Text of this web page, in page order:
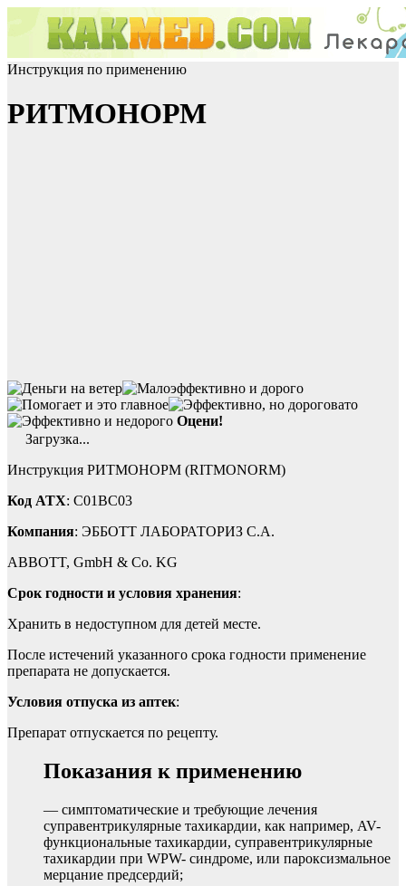
Инструкция по применению
РИТМОНОРМ
Оцени!
Загрузка...
Инструкция РИТМОНОРМ (RITMONORM)
Код ATX: C01BC03
Компания: ЭББОТТ ЛАБОРАТОРИЗ С.А.
ABBOTT, GmbH & Co. KG
Срок годности и условия хранения:
Хранить в недоступном для детей месте.
После истечений указанного срока годности применение
препарата не допускается.
Условия отпуска из аптек:
Препарат отпускается по рецепту.
Показания к применению
— cимптоматические и требующие лечения
суправентрикулярные тахикардии, как например, AV-
функциональные тахикардии, суправентрикулярные
тахикардии при WPW- синдроме, или пароксизмальное
мерцание предсердий;